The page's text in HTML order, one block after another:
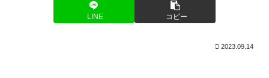
LINE コピー
2023.09.14